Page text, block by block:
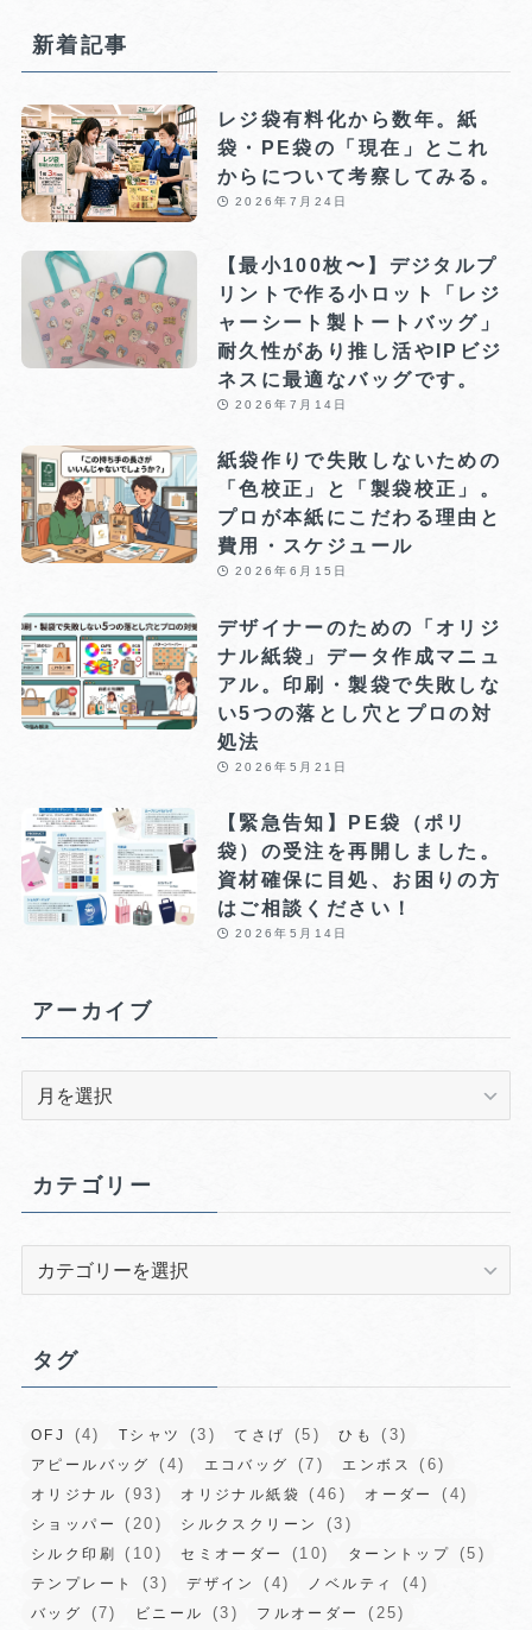
新着記事
レジ袋有料化から数年。紙
袋・PE袋の「現在」とこれ
からについて考察してみる。
2026年7月24日
【最小100枚〜】デジタルプ
リントで作る小ロット「レジ
ャーシート製トートバッグ」
耐久性があり推し活やIPビジ
ネスに最適なバッグです。
2026年7月14日
紙袋作りで失敗しないための
「色校正」と「製袋校正」。
プロが本紙にこだわる理由と
費用・スケジュール
2026年6月15日
デザイナーのための「オリジ
ナル紙袋」データ作成マニュ
アル。印刷・製袋で失敗しな
い5つの落とし穴とプロの対
処法
2026年5月21日
【緊急告知】PE袋（ポリ
袋）の受注を再開しました。
資材確保に目処、お困りの方
はご相談ください！
2026年5月14日
アーカイブ
ア
イ
ブ
カテゴリー
リ
ー
タグ
OFJ (4) Tシャツ (3) てさげ (5) ひも (3)
アピールバッグ (4) エコバッグ (7) エンボス (6)
オリジナル (93) オリジナル紙袋 (46) オーダー (4)
ショッパー (20) シルクスクリーン (3)
シルク印刷 (10) セミオーダー (10) ターントップ (5)
テンプレート (3) デザイン (4) ノベルティ (4)
バッグ (7) ビニール (3) フルオーダー (25)